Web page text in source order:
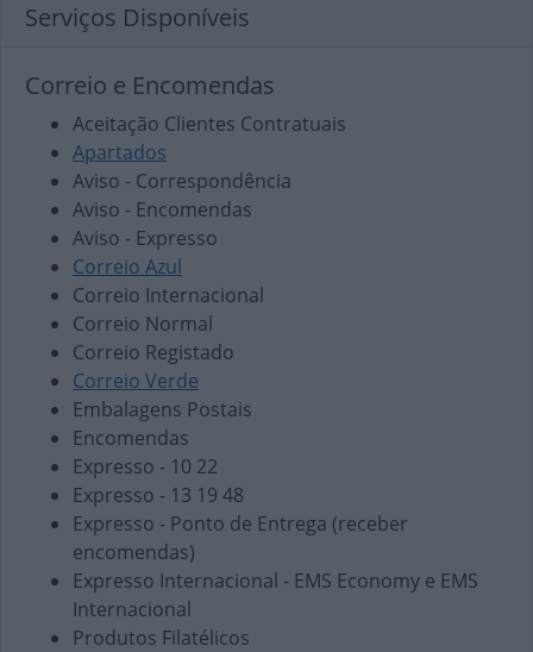
Serviços Disponíveis
Correio e Encomendas
Aceitação Clientes Contratuais
Apartados
Aviso - Correspondência
Aviso - Encomendas
Aviso - Expresso
Correio Azul
Correio Internacional
Correio Normal
Correio Registado
Correio Verde
Embalagens Postais
Encomendas
Expresso - 10 22
Expresso - 13 19 48
Expresso - Ponto de Entrega (receber
encomendas)
Expresso Internacional - EMS Economy e EMS
Internacional
Produtos Filatélicos